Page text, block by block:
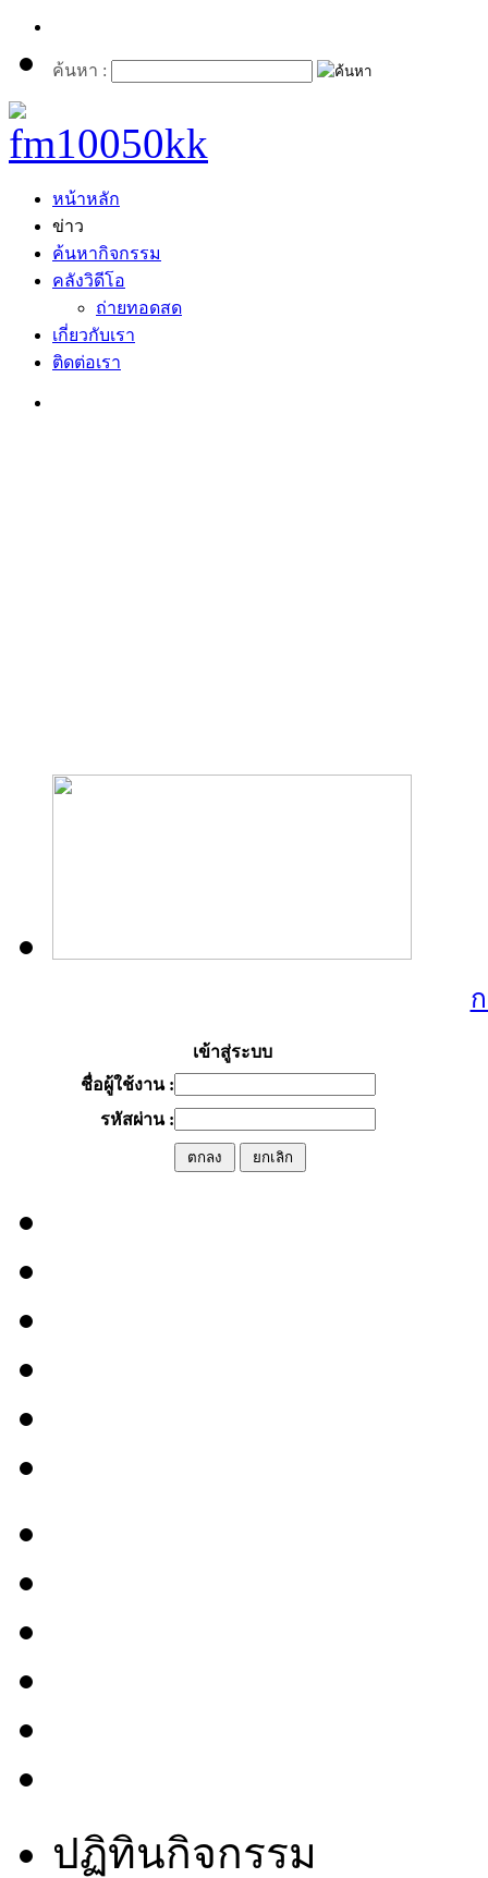
ค้นหา :
หน้าหลัก
ข่าว
ค้นหากิจกรรม
คลังวิดีโอ
ถ่ายทอดสด
เกี่ยวกับเรา
ติดต่อเรา
เข้าสู่ระบบ
ชื่อผู้ใช้งาน :
รหัสผ่าน :
ปฏิทินกิจกรรม